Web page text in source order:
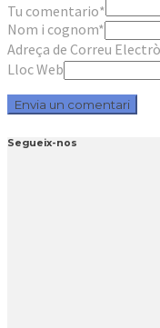
Tu comentario*
Nom i cognom*
Adreça de Correu
Lloc Web
Segueix-nos